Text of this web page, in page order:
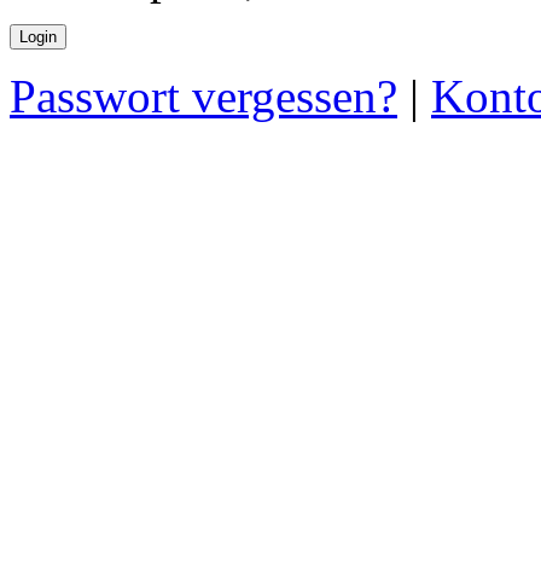
Passwort vergessen? |